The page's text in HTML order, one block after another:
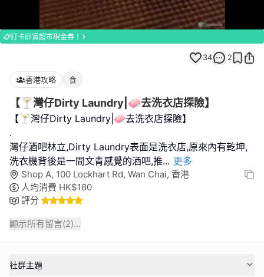
Loaded:
100.00%
打卡即賞超市現金券！
34 2
香港攻略 食
【🍸灣仔Dirty Laundry|🧼去洗衣店探險】
【🍸灣仔Dirty Laundry|🧼去洗衣店探險】
.
灣仔酒吧林立,Dirty Laundry表面是洗衣店,原來內有乾坤,
洗衣機背後是一間文青感覺的酒吧,推... 更多
Shop A, 100 Lockhart Rd, Wan Chai, 香港
人均消費 HK$180
評分
顯示所有留言(2)...
社群主題